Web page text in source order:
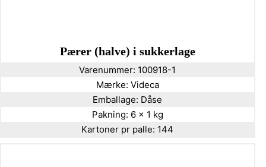
Pærer (halve) i sukkerlage
Varenummer: 100918-1
Mærke: Videca
Emballage: Dåse
Pakning: 6 x 1 kg
Kartoner pr palle: 144